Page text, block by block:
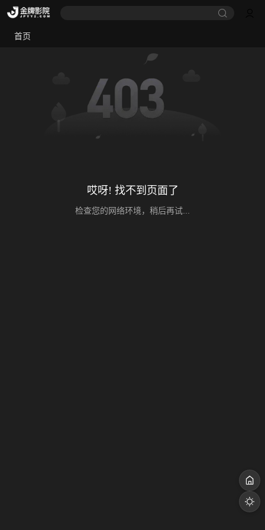
首页
哎呀! 找不到页面了
检查您的网络环境，稍后再试...